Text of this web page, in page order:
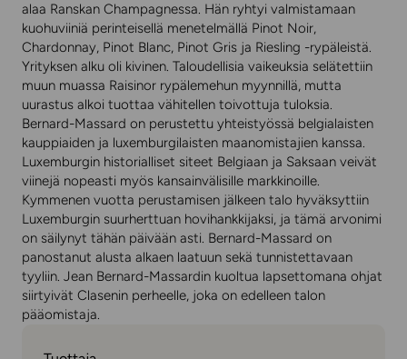
alaa Ranskan Champagnessa. Hän ryhtyi valmistamaan
kuohuviiniä perinteisellä menetelmällä Pinot Noir,
Chardonnay, Pinot Blanc, Pinot Gris ja Riesling -rypäleistä.
Yrityksen alku oli kivinen. Taloudellisia vaikeuksia selätettiin
muun muassa Raisinor rypälemehun myynnillä, mutta
uurastus alkoi tuottaa vähitellen toivottuja tuloksia.
Bernard-Massard on perustettu yhteistyössä belgialaisten
kauppiaiden ja luxemburgilaisten maanomistajien kanssa.
Luxemburgin historialliset siteet Belgiaan ja Saksaan veivät
viinejä nopeasti myös kansainvälisille markkinoille.
Kymmenen vuotta perustamisen jälkeen talo hyväksyttiin
Luxemburgin suurherttuan hovihankkijaksi, ja tämä arvonimi
on säilynyt tähän päivään asti. Bernard-Massard on
panostanut alusta alkaen laatuun sekä tunnistettavaan
tyyliin. Jean Bernard-Massardin kuoltua lapsettomana ohjat
siirtyivät Clasenin perheelle, joka on edelleen talon
pääomistaja.